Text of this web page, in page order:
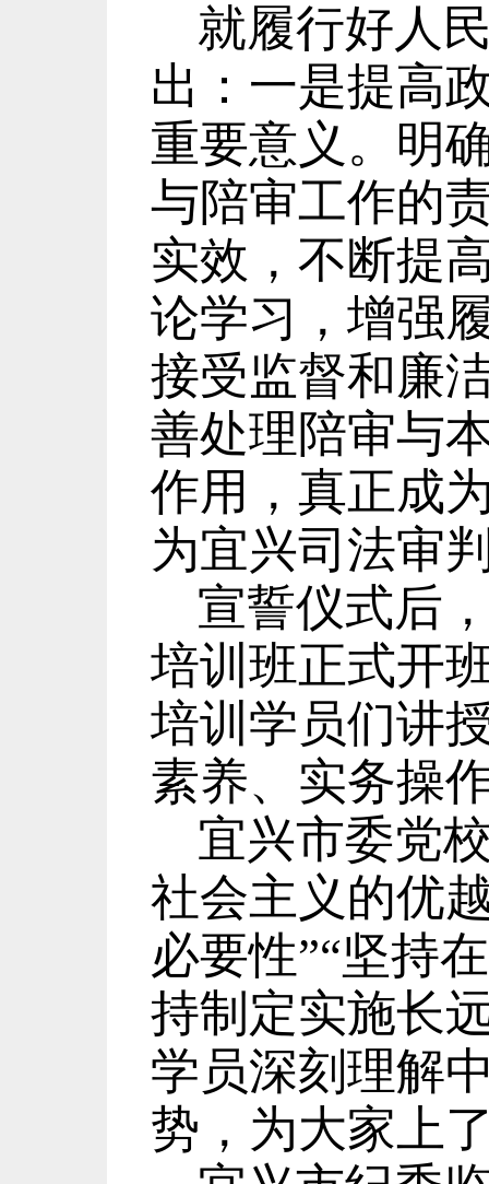
就履行好人
出： 一是提高
重要意义。 明
与陪审工作的
实效，不断提
论学习，增强
接受监督和廉
善处理陪审与
作用，真正成
为宜兴司法审
宣誓仪式后
培训班正式开
培训学员们讲
素养、实务操
宜兴市委党
社会主义的优
必要性”“坚持
持制定实施长
学员深刻理解
势，为大家上